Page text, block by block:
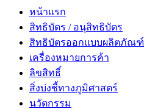
หน้าแรก
สิทธิบัตร / อนุสิทธิบัตร
สิทธิบัตรออกแบบผลิตภัณฑ์
เครื่องหมายการค้า
ลิขสิทธิ์
สิ่งบ่งชี้ทางภูมิศาสตร์
นวัตกรรม